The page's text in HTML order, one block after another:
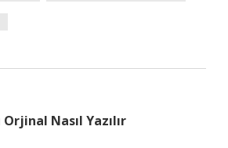
Nasıl Yazılır